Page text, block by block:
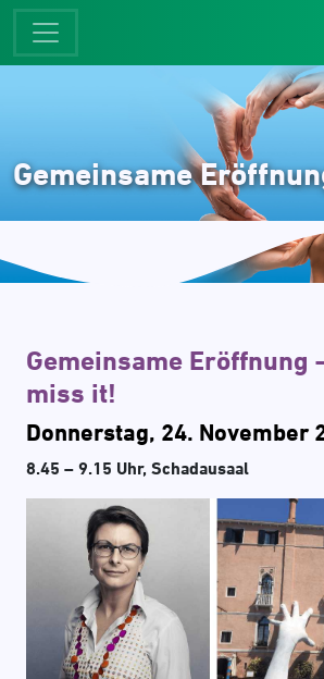
Gemeinsame
Gemeinsame Eröffnung
miss it!
Donnerstag, 24. November
8.45 – 9.15 Uhr, Schadausaal